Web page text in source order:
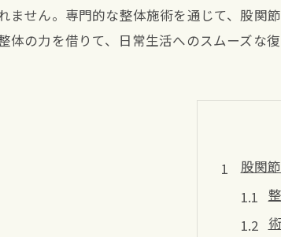
ません。専門的な整体施術を通じて、股関
体の力を借りて、日常生活へのスムーズな復
股関